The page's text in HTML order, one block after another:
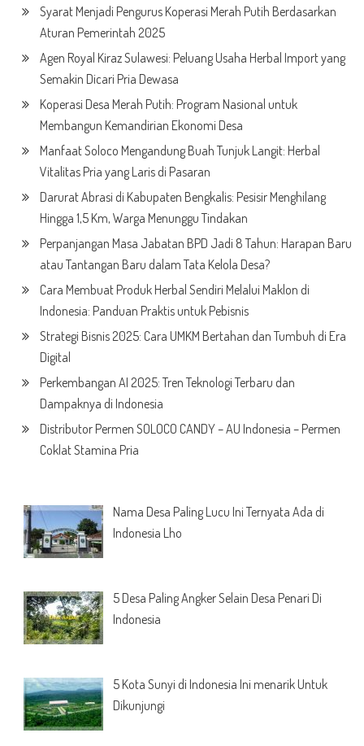
Syarat Menjadi Pengurus Koperasi Merah Putih Berdasarkan
Aturan Pemerintah 2025
Agen Royal Kiraz Sulawesi: Peluang Usaha Herbal Import yang
Semakin Dicari Pria Dewasa
Koperasi Desa Merah Putih: Program Nasional untuk
Membangun Kemandirian Ekonomi Desa
Manfaat Soloco Mengandung Buah Tunjuk Langit: Herbal
Vitalitas Pria yang Laris di Pasaran
Darurat Abrasi di Kabupaten Bengkalis: Pesisir Menghilang
Hingga 1,5 Km, Warga Menunggu Tindakan
Perpanjangan Masa Jabatan BPD Jadi 8 Tahun: Harapan Baru
atau Tantangan Baru dalam Tata Kelola Desa?
Cara Membuat Produk Herbal Sendiri Melalui Maklon di
Indonesia: Panduan Praktis untuk Pebisnis
Strategi Bisnis 2025: Cara UMKM Bertahan dan Tumbuh di Era
Digital
Perkembangan AI 2025: Tren Teknologi Terbaru dan
Dampaknya di Indonesia
Distributor Permen SOLOCO CANDY – AU Indonesia – Permen
Coklat Stamina Pria
Nama Desa Paling Lucu Ini Ternyata Ada di
Indonesia Lho
5 Desa Paling Angker Selain Desa Penari Di
Indonesia
5 Kota Sunyi di Indonesia Ini menarik Untuk
Dikunjungi